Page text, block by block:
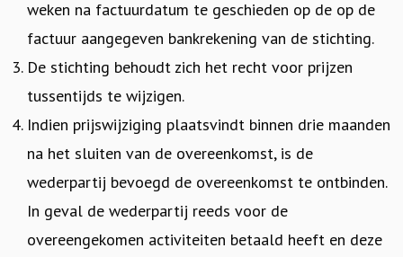
weken na factuurdatum te geschieden op de op de
factuur aangegeven bankrekening van de stichting.
De stichting behoudt zich het recht voor prijzen
tussentijds te wijzigen.
Indien prijswijziging plaatsvindt binnen drie maanden
na het sluiten van de overeenkomst, is de
wederpartij bevoegd de overeenkomst te ontbinden.
In geval de wederpartij reeds voor de
overeengekomen activiteiten betaald heeft en deze